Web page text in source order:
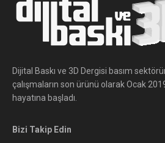
Dijital Baskı ve 3D Dergisi basım
çalışmaların son ürünü olarak Ocak
hayatına başladı.
Bizi Takip Edin